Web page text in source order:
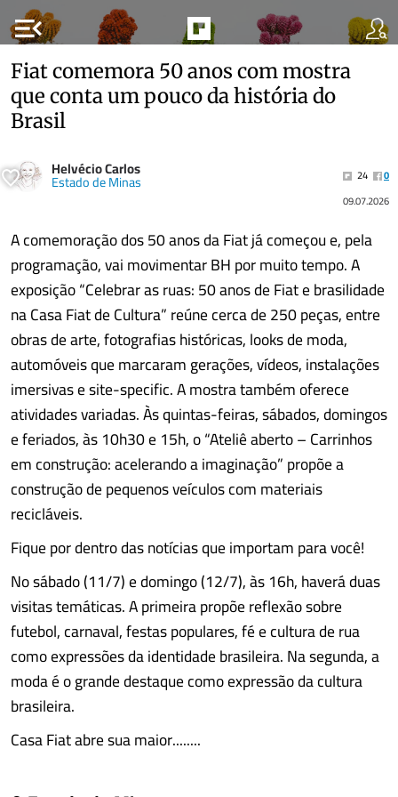
menu_open
Fiat comemora 50 anos com mostra
que conta um pouco da história do
Brasil
Helvécio Carlos
Estado de Minas 24
0
09.07.2026
A comemoração dos 50 anos da Fiat já começou e, pela
programação, vai movimentar BH por muito tempo. A
exposição “Celebrar as ruas: 50 anos de Fiat e brasilidade
na Casa Fiat de Cultura” reúne cerca de 250 peças, entre
obras de arte, fotografias históricas, looks de moda,
automóveis que marcaram gerações, vídeos, instalações
imersivas e site-specific. A mostra também oferece
atividades variadas. Às quintas-feiras, sábados, domingos
e feriados, às 10h30 e 15h, o “Ateliê aberto – Carrinhos
em construção: acelerando a imaginação” propõe a
construção de pequenos veículos com materiais
recicláveis.
Fique por dentro das notícias que importam para você!
No sábado (11/7) e domingo (12/7), às 16h, haverá duas
visitas temáticas. A primeira propõe reflexão sobre
futebol, carnaval, festas populares, fé e cultura de rua
como expressões da identidade brasileira. Na segunda, a
moda é o grande destaque como expressão da cultura
brasileira.
Casa Fiat abre sua maior........